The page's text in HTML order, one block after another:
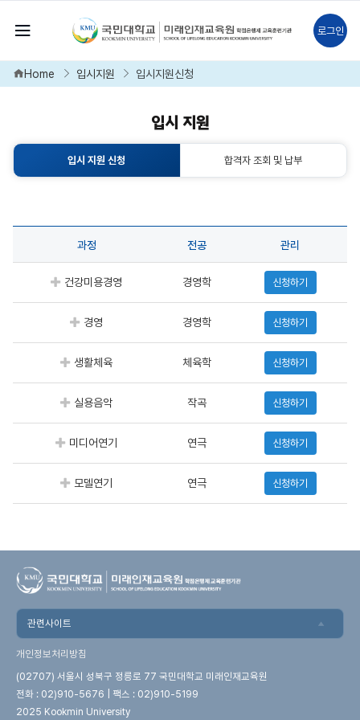
전체메뉴보기 로그인
Home 입시지원 입시지원신청
입시 지원
입시 지원 신청 합격자 조회 및 납부
과정 전공 관리
건강미용경영 경영학 신청하기
경영 경영학 신청하기
생활체육 체육학 신청하기
실용음악 작곡 신청하기
미디어연기 연극 신청하기
모델연기 연극 신청하기
관련사이트
개인정보처리방침
(02707) 서울시 성북구 정릉로 77 국민대학교 미래인재교육원
전화 : 02)910-5676 | 팩스 : 02)910-5199
2025 Kookmin University